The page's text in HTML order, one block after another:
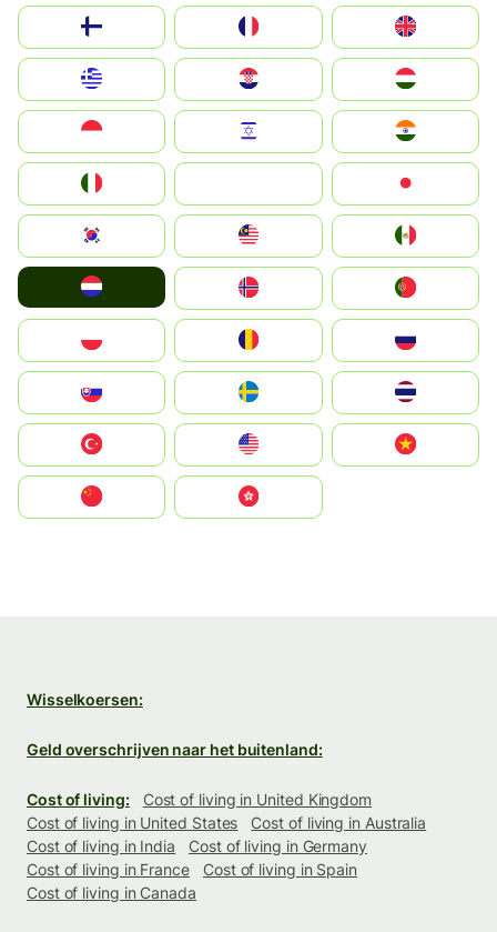
United Kingdom
Magyarország
South Korea
United States
中國香港特別行政區
Wisselkoersen:
Geld overschrijven naar het buitenland:
Cost of living:
Cost of living in United Kingdom
Cost of living in United States
Cost of living in Australia
Cost of living in India
Cost of living in Germany
Cost of living in France
Cost of living in Spain
Cost of living in Canada